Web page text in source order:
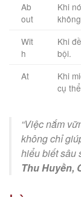
Ab
out
Khi
Wit
h
Khi
bội.
At
Khi
cụ
“Việc nắm
không chỉ
hiểu biết sâu
Thu Huyền,